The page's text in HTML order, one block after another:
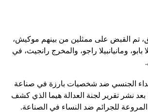
تم القبض على ممثلين من بينهم موكيش،
بابو، ومانيانبيلا راجو، والمخرج رانجيث، في
الجنسي ضد شخصيات بارزة في صناعة
بعد نشر تقرير لجنة العدالة هيما الذي كشف
للجرائم ضد النساء في الصناعة.